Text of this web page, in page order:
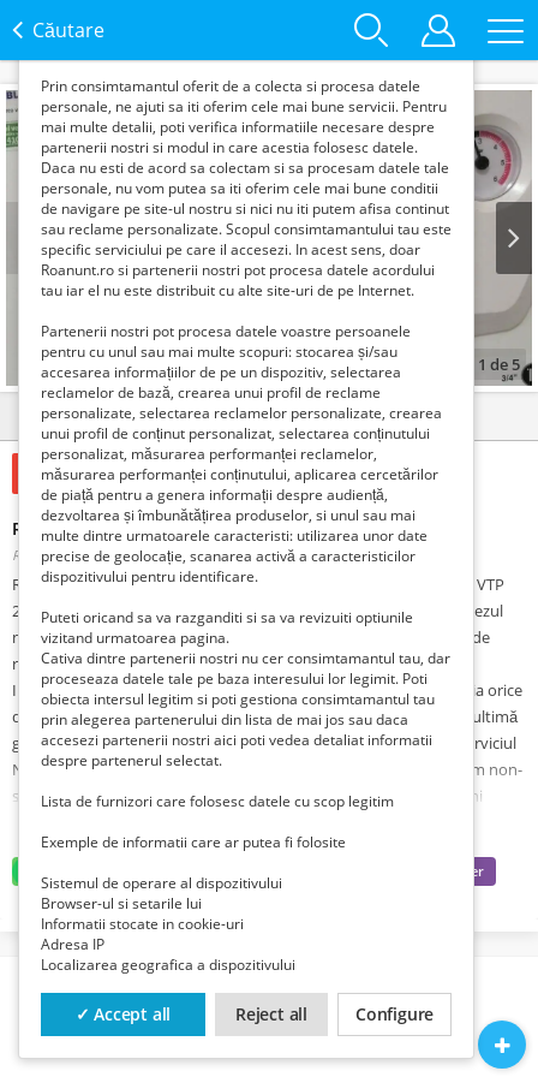
Căutare
Next
1 de 5
Detalii Contact
Verifica cu vanzatorul
Reparatii centrale Bucuresti-Ilfov non-stop
Romania, Ilfov, Bucuresti Sector 1, Bucuresti, Publicat 3 săptămâni în urmă
Reparatii Centrale Termice Bucuresti si Ilfov Non-Stop – Service si VTP
24/7 de la Italflo Serv Term Rămâi fără căldură sau apă caldă în miezul
nopții? Echipa noastră de tehnicieni autorizați ISCIR oferă servicii de
reparatii centrale termice non-stop în București și județul Ilfov.
Intervenim rapid, 24 de ore din 24, pentru a diagnostica și remedia orice
defecțiune, folosind piese de schimb originale și echipamente de ultimă
generație.Sună ACUM pentru intervenție rapidă: De Ce Să Alegi Serviciul
Nostru de Service Centrale Non-Stop? Disponibilitate 24/7: Lucrăm non-
stop, inclusiv în weekend și în zilele de sărbătoare legală.Tehnicieni
exploatare.Intervenție Rapidă: Ajungem la adresa dumneavoastră în cel
mai scurt timp posibil.Garanție pentru Lucrări: Toate reparațiile și piesele
înlocuite beneficiază de garanție. Branduri de Centrale Termice pe Care
le Reparăm Avem o vastă experiență în depanarea și întreținerea celor
mai populare mărci de pe piață. Asigurăm service autorizat pentru:
Ariston (Clas One, Alteas One, Genus, Cares etc.) Vaillant (ecoTEC,
turboTEC) Viessmann (Vitodens 050-W, Vitodens 100-W)Immergas
(Victrix Tera, Eolo Star)Baxi (Luna, Eco, Prime)Bosch (Condens 2300i,
7000i)Motan (MaxOptimus, Sigma, Kplus)Ferroli (Bluehelix,
date sunt folosite pentru analizarea traffic-ului pe site-ul
Prin consimtamantul oferit de a colecta si procesa datele
personale, ne ajuti sa iti oferim cele mai bune servicii. Pentru
mai multe detalii, poti verifica informatiile necesare despre
partenerii nostri si modul in care acestia folosesc datele.
Daca nu esti de acord sa colectam si sa procesam datele tale
personale, nu vom putea sa iti oferim cele mai bune conditii
de navigare pe site-ul nostru si nici nu iti putem afisa continut
sau reclame personalizate. Scopul consimtamantului tau este
specific serviciului pe care il accesezi. In acest sens, doar
Roanunt.ro si partenerii nostri pot procesa datele acordului
tau iar el nu este distribuit cu alte site-uri de pe Internet.
Partenerii nostri pot procesa datele voastre persoanele
pentru cu unul sau mai multe scopuri: stocarea și/sau
accesarea informațiilor de pe un dispozitiv, selectarea
reclamelor de bază, crearea unui profil de reclame
personalizate, selectarea reclamelor personalizate, crearea
unui profil de conținut personalizat, selectarea conținutului
personalizat, măsurarea performanței reclamelor,
măsurarea performanței conținutului, aplicarea cercetărilor
de piață pentru a genera informații despre audiență,
dezvoltarea și îmbunătățirea produselor, si unul sau mai
multe dintre urmatoarele caracteristi: utilizarea unor date
precise de geolocație, scanarea activă a caracteristicilor
dispozitivului pentru identificare.
Puteti oricand sa va razganditi si sa va revizuiti optiunile
vizitand urmatoarea pagina.
Cativa dintre partenerii nostri nu cer consimtamantul tau, dar
proceseaza datele tale pe baza interesului lor legimit. Poti
obiecta intersul legitim si poti gestiona consimtamantul tau
prin alegerea partenerului din lista de mai jos sau daca
accesezi partenerii nostri aici poti vedea detaliat informatii
despre partenerul selectat.
Lista de furnizori care folosesc datele cu scop legitim
Exemple de informatii care ar putea fi folosite
Sistemul de operare al dispozitivului
Browser-ul si setarile lui
Informatii stocate in cookie-uri
Adresa IP
Localizarea geografica a dispozitivului
✓ Accept all Reject all Configure